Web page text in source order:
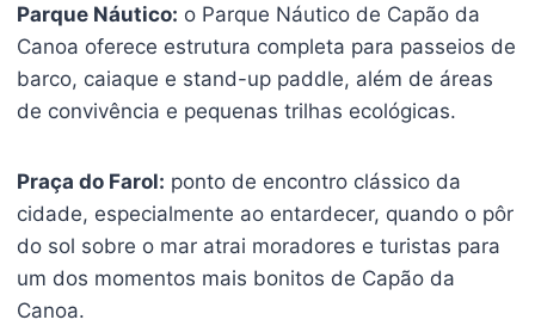
Parque Náutico: o Parque Náutico de Capão da
Canoa oferece estrutura completa para passeios de
barco, caiaque e stand-up paddle, além de áreas
de convivência e pequenas trilhas ecológicas.
Praça do Farol: ponto de encontro clássico da
cidade, especialmente ao entardecer, quando o pôr
do sol sobre o mar atrai moradores e turistas para
um dos momentos mais bonitos de Capão da
Canoa.